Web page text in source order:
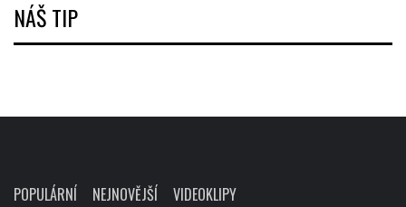
NÁŠ TIP
POPULÁRNÍ NEJNOVĚJŠÍ VIDEOKLIPY